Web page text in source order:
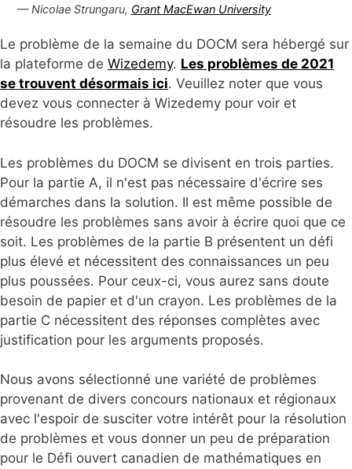
— Nicolae Strungaru, Grant MacEwan University
Le problème de la semaine du DOCM sera hébergé sur
la plateforme de Wizedemy. Les problèmes de 2021
se trouvent désormais ici. Veuillez noter que vous
devez vous connecter à Wizedemy pour voir et
résoudre les problèmes.
Les problèmes du DOCM se divisent en trois parties.
Pour la partie A, il n'est pas nécessaire d'écrire ses
démarches dans la solution. Il est même possible de
résoudre les problèmes sans avoir à écrire quoi que ce
soit. Les problèmes de la partie B présentent un défi
plus élevé et nécessitent des connaissances un peu
plus poussées. Pour ceux-ci, vous aurez sans doute
besoin de papier et d'un crayon. Les problèmes de la
partie C nécessitent des réponses complètes avec
justification pour les arguments proposés.
Nous avons sélectionné une variété de problèmes
provenant de divers concours nationaux et régionaux
avec l'espoir de susciter votre intérêt pour la résolution
de problèmes et vous donner un peu de préparation
pour le Défi ouvert canadien de mathématiques en